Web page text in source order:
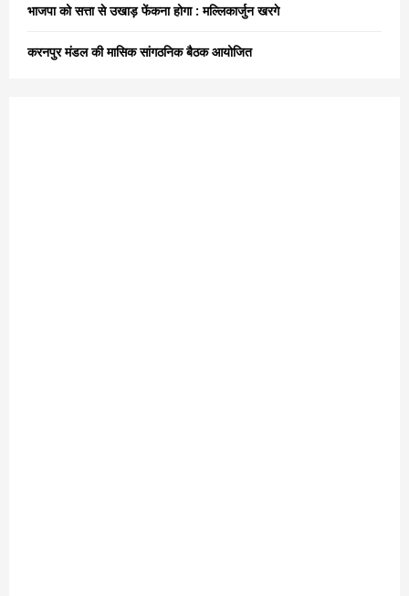
भाजपा को सत्ता से उखाड़ फेंकना होगा : मल्लिकार्जुन खरगे
करनपुर मंडल की मासिक सांगठनिक बैठक आयोजित